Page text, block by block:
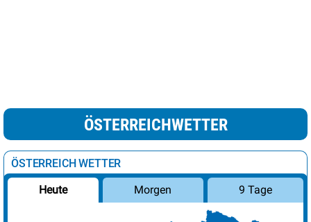
ÖSTERREICHWETTER
ÖSTERREICH WETTER
Heute Morgen 9 Tage